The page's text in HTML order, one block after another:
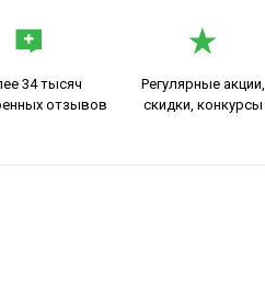
34 тысяч
отзывов
Регулярные акции,
скидки, конкурсы